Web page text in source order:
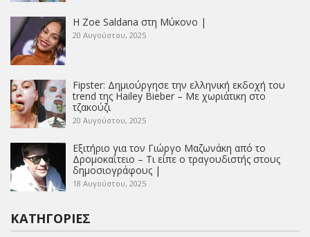
Η Zoe Saldana στη Μύκονο |
20 Αυγούστου, 2025
Fipster: Δημιούργησε την ελληνική εκδοχή του
trend της Hailey Bieber – Με χωριάτικη στο
τζακούζι
20 Αυγούστου, 2025
Εξιτήριο για τον Γιώργο Μαζωνάκη από το
Δρομοκαΐτειο – Τι είπε ο τραγουδιστής στους
δημοσιογράφους |
18 Αυγούστου, 2025
ΚΑΤΗΓΟΡΊΕΣ